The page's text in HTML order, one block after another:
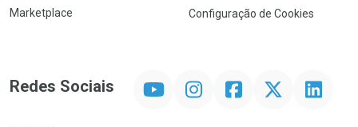
Marketplace
Configuração de Cookies
Redes Sociais InstagramFacebook Linkedin